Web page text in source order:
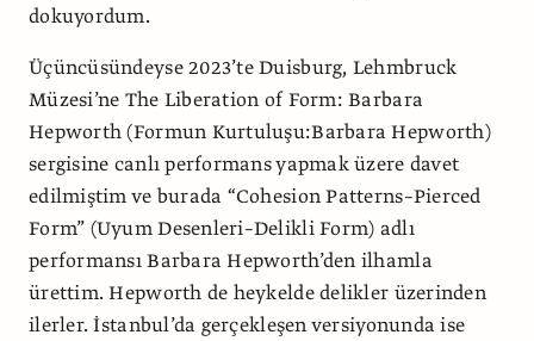
dokuyordum.
Üçüncüsündeyse 2023’te Duisburg, Lehmbruck
Müzesi’ne The Liberation of Form: Barbara
Hepworth (Formun Kurtuluşu:Barbara Hepworth)
sergisine canlı performans yapmak üzere davet
edilmiştim ve burada “Cohesion Patterns–Pierced
Form” (Uyum Desenleri–Delikli Form) adlı
performansı Barbara Hepworth’den ilhamla
ürettim. Hepworth de heykelde delikler üzerinden
ilerler. İstanbul’da gerçekleşen versiyonunda ise